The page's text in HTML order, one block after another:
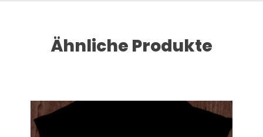
Ähnliche Produkte
Dieses Produkt weist mehrere Varianten auf. Die Optionen können auf der Produktseite gewählt werden